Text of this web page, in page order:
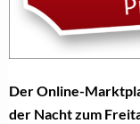
Der Online-
der Nacht zum